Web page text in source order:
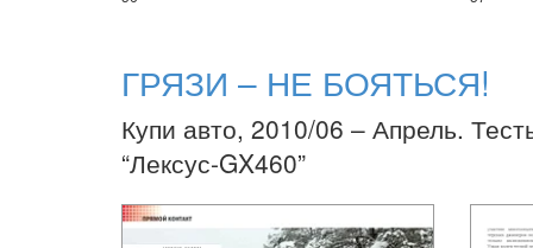
ГРЯЗИ – НЕ БОЯТЬСЯ!
Купи авто, 2010/06 – Апрель.
“Лексус-GX460”